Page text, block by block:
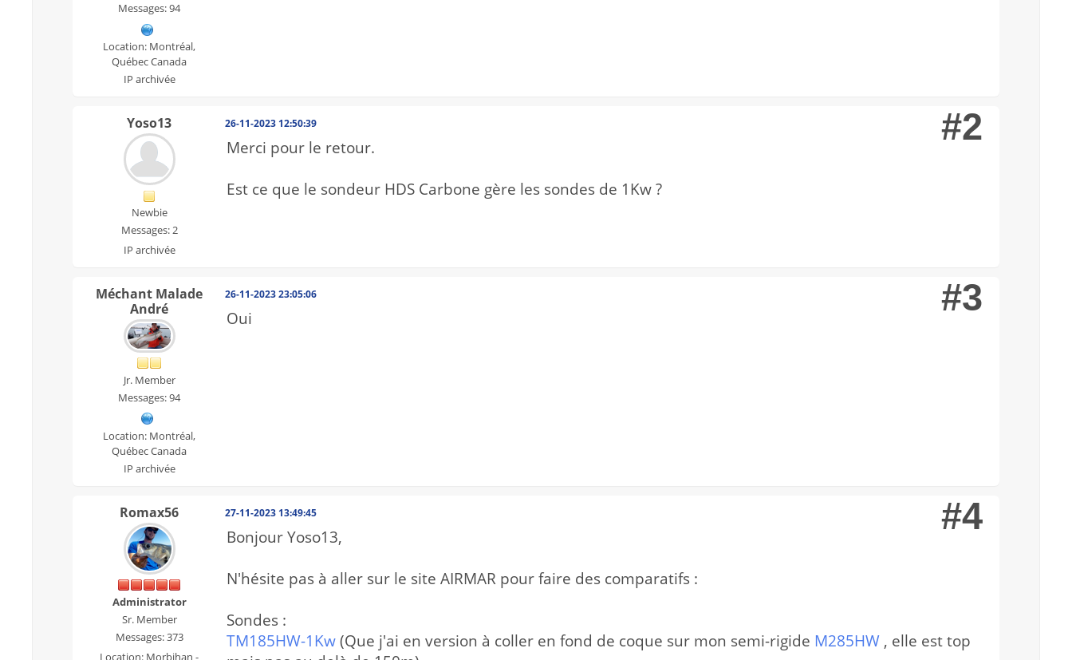
Messages: 94
Location: Montréal,
Québec Canada
IP archivée
Yoso13
Newbie
Messages: 2
IP archivée
26-11-2023 12:50:39 #2
Merci pour le retour.
Est ce que le sondeur HDS Carbone gère les sondes de 1Kw ?
Méchant Malade
André
Jr. Member
Messages: 94
Location: Montréal,
Québec Canada
IP archivée
26-11-2023 23:05:06 #3
Oui
Romax56
Administrator
Sr. Member
Messages: 373
Location: Morbihan -
27-11-2023 13:49:45 #4
Bonjour Yoso13,
N'hésite pas à aller sur le site AIRMAR pour faire des comparatifs :
Sondes :
TM185HW-1Kw(Que j'ai en version à coller en fond de coque sur mon semi-rigide M285HW , elle est top